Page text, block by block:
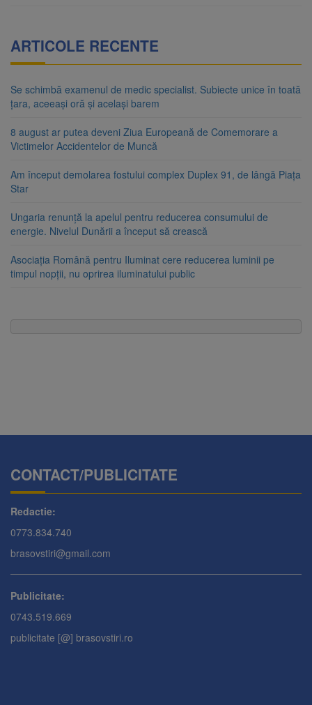
ARTICOLE RECENTE
Se schimbă examenul de medic specialist. Subiecte unice în toată
țara, aceeași oră și același barem
8 august ar putea deveni Ziua Europeană de Comemorare a
Victimelor Accidentelor de Muncă
Am început demolarea fostului complex Duplex 91, de lângă Piața
Star
Ungaria renunță la apelul pentru reducerea consumului de
energie. Nivelul Dunării a început să crească
Asociația Română pentru Iluminat cere reducerea luminii pe
timpul nopții, nu oprirea iluminatului public
CONTACT/PUBLICITATE
Redactie:
0773.834.740
brasovstiri@gmail.com
Publicitate:
0743.519.669
publicitate [@] brasovstiri.ro